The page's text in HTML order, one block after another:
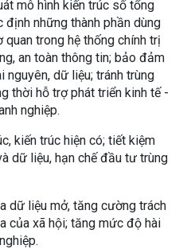
mô hình kiến trúc số tổng
những thành phần dùng
trong hệ thống chính trị
an toàn thông tin; bảo đảm
nguyên, dữ liệu; tránh trùng
thời hỗ trợ phát triển kinh tế -
nghiệp.
kiến trúc hiện có; tiết kiệm
dữ liệu, hạn chế đầu tư trùng
dữ liệu mở, tăng cường trách
của xã hội; tăng mức độ hài